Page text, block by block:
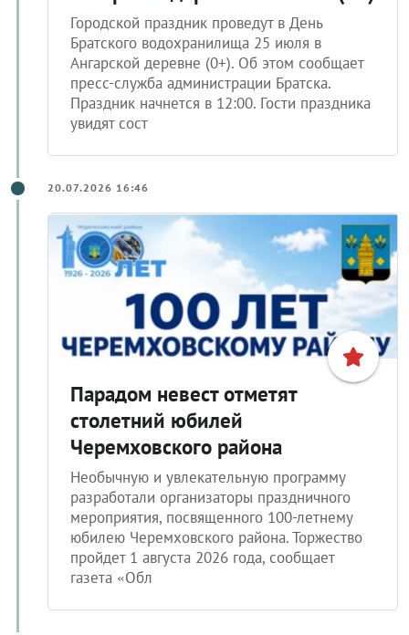
Городской праздник проведут в День
Братского водохранилища 25 июля в
Ангарской деревне (0+). Об этом сообщает
пресс-служба администрации Братска.
Праздник начнется в 12:00. Гости праздника
увидят сост
20.07.2026 16:46
Парадом невест отметят
столетний юбилей
Черемховского района
Необычную и увлекательную программу
разработали организаторы праздничного
мероприятия, посвященного 100-летнему
юбилею Черемховского района. Торжество
пройдет 1 августа 2026 года, сообщает
газета «Обл